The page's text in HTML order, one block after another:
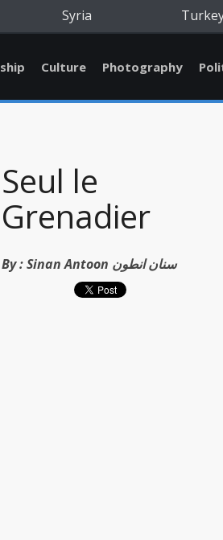
Syria
Culture Photography
Seul le
Grenadier
By : Sinan Antoon سنان انطون